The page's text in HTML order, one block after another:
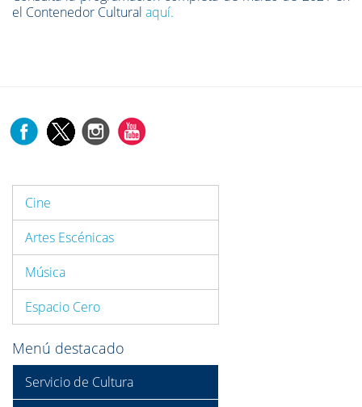
el Contenedor Cultural aquí.
Cine
Artes Escénicas
Música
Espacio Cero
Menú destacado
Servicio de Cultura